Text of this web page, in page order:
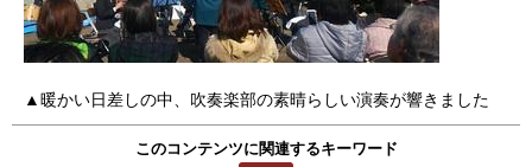
▲暖かい日差しの中、吹奏楽部の素晴らしい演奏が響きました
このコンテンツに関連するキーワード